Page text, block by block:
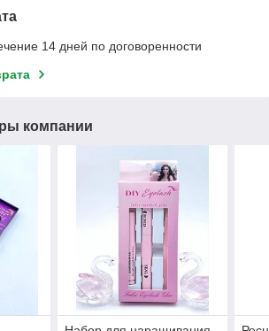
14 дней по договоренности
компании